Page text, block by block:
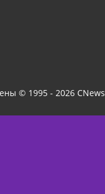
© 1995 - 2026 CNews